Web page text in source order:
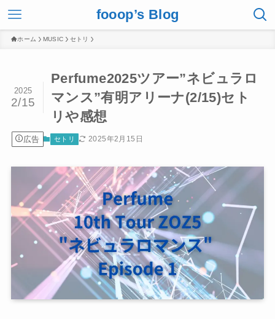
fooop’s Blog
ホーム MUSIC セトリ
Perfume2025ツアー”ネビュラロ
マンス”有明アリーナ(2/15)セト
リや感想
2025
2/15
広告 セトリ 2025年2月15日